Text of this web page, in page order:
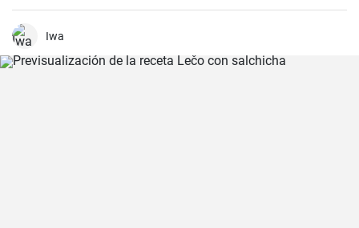
periodo de tiempo.
Iwa